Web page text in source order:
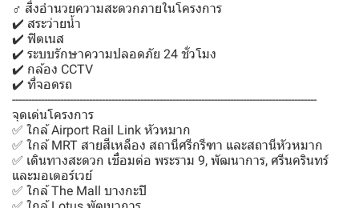
‍♂️ สิ่งอำนวยความสะดวกภายในโครงการ
✔️ สระว่ายน้ำ
✔️ ฟิตเนส
✔️ ระบบรักษาความปลอดภัย 24 ชั่วโมง
✔️ กล้อง CCTV
✔️ ที่จอดรถ
-----------------------------------------------------------------------------------------------
จุดเด่นโครงการ
✅ ใกล้ Airport Rail Link หัวหมาก
✅ ใกล้ MRT สายสีเหลือง สถานีศรีกรีฑา และสถานีหัวหมาก
✅ เดินทางสะดวก เชื่อมต่อ พระราม 9, พัฒนาการ, ศรีนครินทร์
และมอเตอร์เวย์
✅ ใกล้ The Mall บางกะปิ